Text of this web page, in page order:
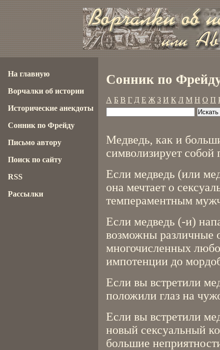
Сонник по
А Б В Г Д Е Ж З И К Л М Н О П
Медведь, как и
символизирует собой
Если медведь (или
она мечтает о
темпераментным
Если медведь (-и)
возможны различные
многочисленных
импотенции до
Если вы встретили
положили глаз на
Если вы встретили
новый сексуальный
большие
На главную
Ворчалки об истории
Исторические анекдоты
Сонник по Фрейду
Письмо автору
Поиск по сайту
RSS
Рассылки